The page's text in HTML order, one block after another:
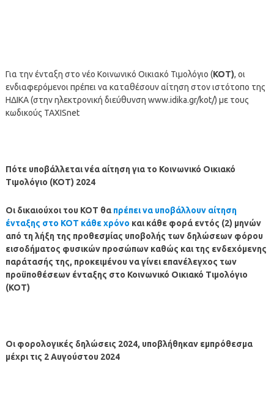
Για την ένταξη στο νέο Κοινωνικό Οικιακό Τιμολόγιο (ΚΟΤ), οι
ενδιαφερόμενοι πρέπει να καταθέσουν αίτηση στον ιστότοπο της
ΗΔΙΚΑ (στην ηλεκτρονική διεύθυνση www.idika.gr/kot/) με τους
κωδικούς TAXISnet
Πότε υποβάλλεται νέα αίτηση για το Κοινωνικό Οικιακό
Τιμολόγιο (ΚΟΤ) 2024
Οι δικαιούχοι του ΚΟΤ θα πρέπει να υποβάλλουν αίτηση
ένταξης στο ΚΟΤ κάθε χρόνο και κάθε φορά εντός (2) μηνών
από τη λήξη της προθεσμίας υποβολής των δηλώσεων φόρου
εισοδήματος φυσικών προσώπων καθώς και της ενδεχόμενης
παράτασής της, προκειμένου να γίνει επανέλεγχος των
προϋποθέσεων ένταξης στο Κοινωνικό Οικιακό Τιμολόγιο
(ΚΟΤ)
Οι φορολογικές δηλώσεις 2024, υποβλήθηκαν εμπρόθεσμα
μέχρι τις 2 Αυγούστου 2024